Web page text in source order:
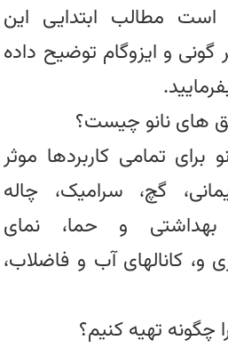
است مطالب ابتدایی این
و ایزوگام توضیح داده
های نانو چیست؟
برای تمامی کاربردها موثر
گچ، سرامیک، چاله
و حما، نمای
کانالهای آب و فاضلاب،
چگونه تهیه کنیم؟